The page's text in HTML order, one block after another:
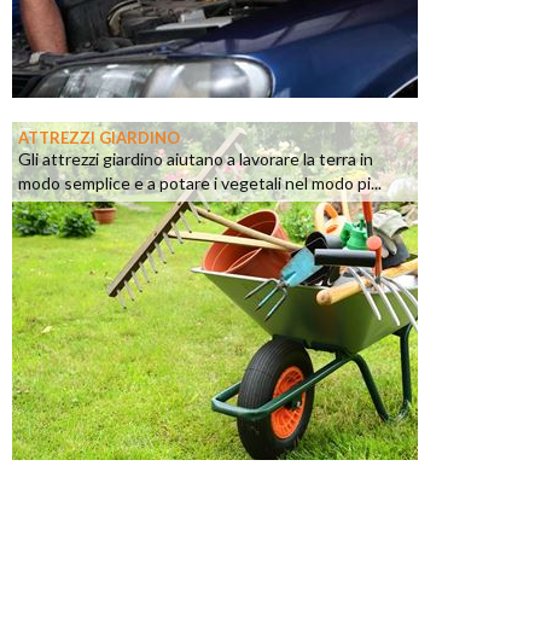
ATTREZZI GIARDINO
Gli attrezzi giardino aiutano a lavorare la terra in
modo semplice e a potare i vegetali nel modo pi...